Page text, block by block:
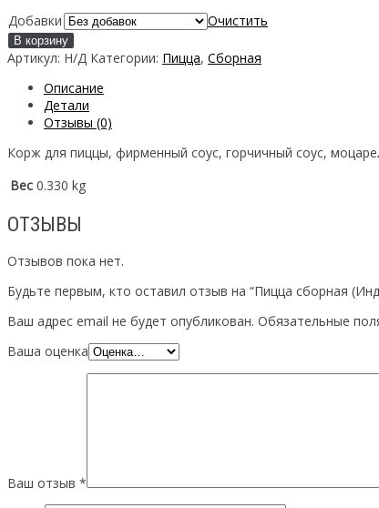
Добавки Очистить
В корзину
Артикул: Н/Д Категории: Пицца, Сборная
Описание
Детали
Отзывы (0)
Корж для пиццы, фирменный соус, горчичный соус,
Вес 0.330 kg
ОТЗЫВЫ
Отзывов пока нет.
Будьте первым, кто оставил отзыв на “Пицца сборная
Ваш адрес email не будет опубликован. Обязательные
Ваша оценка
Ваш отзыв *